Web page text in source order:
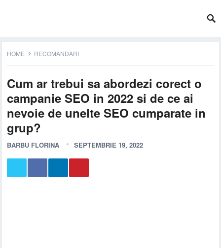
HOME RECOMANDARI
Cum ar trebui sa abordezi corect o
campanie SEO in 2022 si de ce ai
nevoie de unelte SEO cumparate in
grup?
BARBU FLORINA SEPTEMBRIE 19, 2022